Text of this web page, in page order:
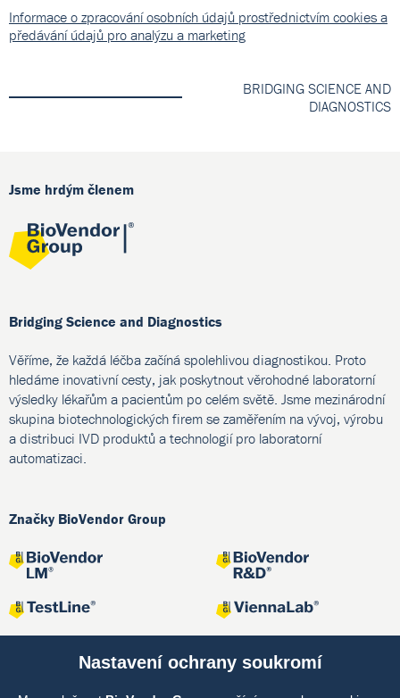
Informace o zpracování osobních údajů prostřednictvím cookies a
předávání údajů pro analýzu a marketing
BRIDGING SCIENCE AND
DIAGNOSTICS
Jsme hrdým členem
Bridging Science and Diagnostics
Věříme, že každá léčba začíná spolehlivou diagnostikou. Proto
hledáme inovativní cesty, jak poskytnout věrohodné laboratorní
výsledky lékařům a pacientům po celém světě. Jsme mezinárodní
skupina biotechnologických firem se zaměřením na vývoj, výrobu
a distribuci IVD produktů a technologií pro laboratorní
automatizaci.
Značky BioVendor Group
Nastavení ochrany soukromí